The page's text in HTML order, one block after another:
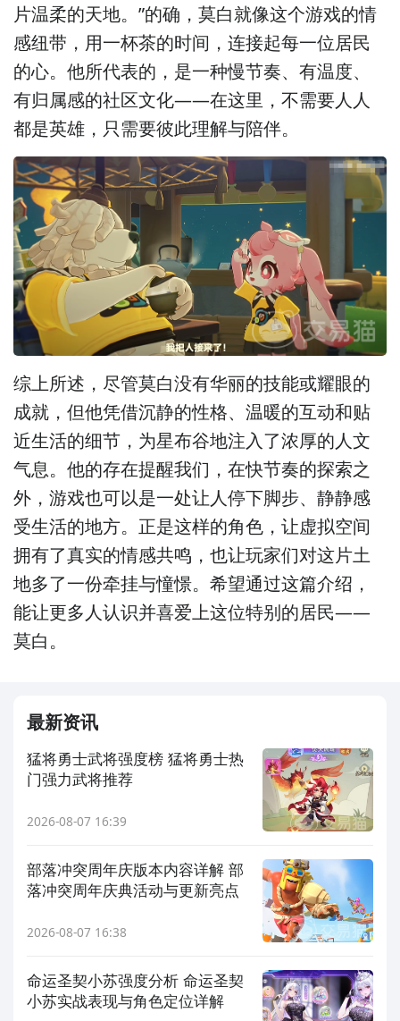
片温柔的天地。”的确，莫白就像这个游戏的情
感纽带，用一杯茶的时间，连接起每一位居民
的心。他所代表的，是一种慢节奏、有温度、
有归属感的社区文化——在这里，不需要人人
都是英雄，只需要彼此理解与陪伴。
综上所述，尽管莫白没有华丽的技能或耀眼的
成就，但他凭借沉静的性格、温暖的互动和贴
近生活的细节，为星布谷地注入了浓厚的人文
气息。他的存在提醒我们，在快节奏的探索之
外，游戏也可以是一处让人停下脚步、静静感
受生活的地方。正是这样的角色，让虚拟空间
拥有了真实的情感共鸣，也让玩家们对这片土
地多了一份牵挂与憧憬。希望通过这篇介绍，
能让更多人认识并喜爱上这位特别的居民——
莫白。
最新资讯
猛将勇士武将强度榜 猛将勇士热
门强力武将推荐
2026-08-07 16:39
部落冲突周年庆版本内容详解 部
落冲突周年庆典活动与更新亮点
2026-08-07 16:38
命运圣契小苏强度分析 命运圣契
小苏实战表现与角色定位详解